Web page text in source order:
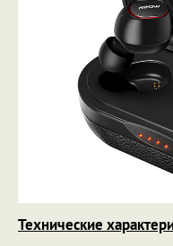
Технические